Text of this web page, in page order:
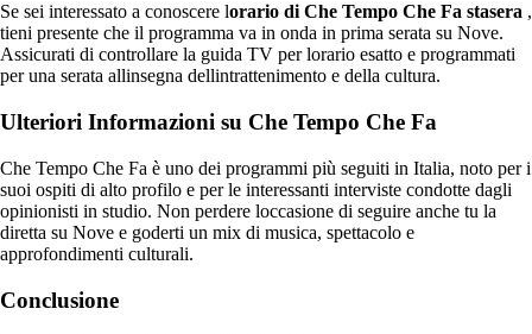
Se sei interessato a conoscere lorario di Che Tempo Che Fa stasera ,
tieni presente che il programma va in onda in prima serata su Nove.
Assicurati di controllare la guida TV per lorario esatto e programmati
per una serata allinsegna dellintrattenimento e della cultura.
Ulteriori Informazioni su Che Tempo Che Fa
Che Tempo Che Fa è uno dei programmi più seguiti in Italia, noto per i
suoi ospiti di alto profilo e per le interessanti interviste condotte dagli
opinionisti in studio. Non perdere loccasione di seguire anche tu la
diretta su Nove e goderti un mix di musica, spettacolo e
approfondimenti culturali.
Conclusione